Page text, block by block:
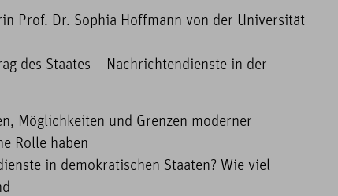
Prof. Dr. Sophia Hoffmann von der Universität
des Staates – Nachrichtendienste in der
Möglichkeiten und Grenzen moderner
Rolle haben
in demokratischen Staaten? Wie viel